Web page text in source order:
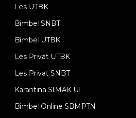
Les UTBK
Bimbel SNBT
Bimbel UTBK
Les Privat UTBK
Les Privat SNBT
Karantina SIMAK UI
Bimbel Online SBMPTN